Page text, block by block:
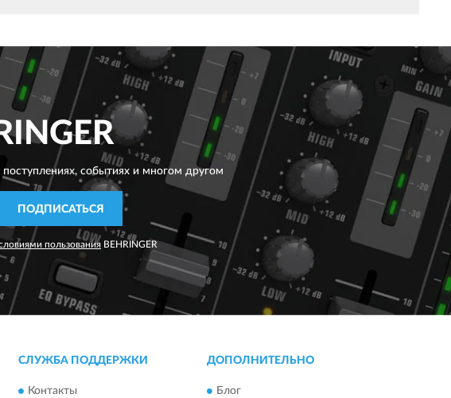
поступлениях, событиях и многом другом
ПОДПИСАТЬСЯ
пользования BEHRINGER
СЛУЖБА ПОДДЕРЖКИ
Контакты
ДОПОЛНИТЕЛЬНО
Блог